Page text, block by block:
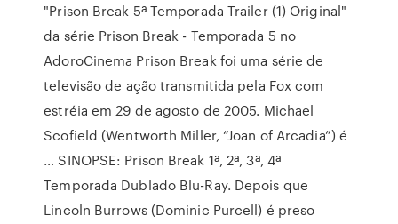
"Prison Break 5ª Temporada Trailer (1) Original"
da série Prison Break - Temporada 5 no
AdoroCinema Prison Break foi uma série de
televisão de ação transmitida pela Fox com
estréia em 29 de agosto de 2005. Michael
Scofield (Wentworth Miller, “Joan of Arcadia”) é
… SINOPSE: Prison Break 1ª, 2ª, 3ª, 4ª
Temporada Dublado Blu-Ray. Depois que
Lincoln Burrows (Dominic Purcell) é preso